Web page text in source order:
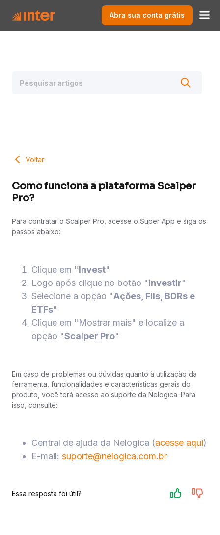
Abra sua conta grátis
Voltar
Como funciona a plataforma Scalper
Pro?
Para contratar o Scalper Pro, acesse o Super App e siga os
passos abaixo:
Clique em "Invest"
Logo após clique no botão "investir"
Selecione a opção "Ações, FIIs, BDRs e
ETFs"
Clique em "Mostrar mais" e localize a
opção "Scalper Pro"
Em caso de problemas ou dúvidas quanto à utilização da
ferramenta, funcionalidades e características gerais do
produto, você terá acesso ao suporte da Nelogica. Para
isso, consulte:
Central de ajuda da Nelogica (acesse aqui)
E-mail: suporte@nelogica.com.br
Essa resposta foi útil?